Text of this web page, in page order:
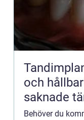
och
saknade
Behöver du